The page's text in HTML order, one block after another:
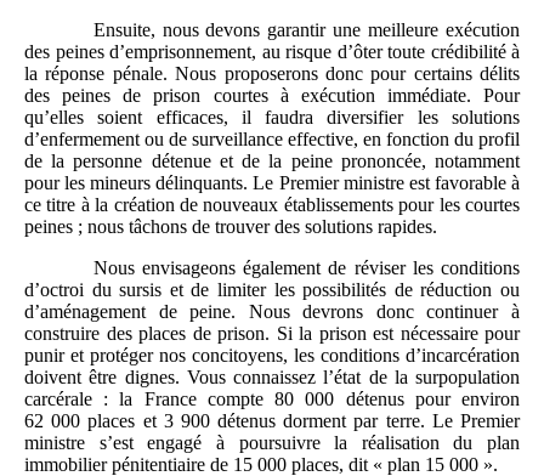
Ensuite, nous devons garantir une meilleure exécution
des peines d’emprisonnement, au risque d’ôter toute crédibilité à
la réponse pénale. Nous proposerons donc pour certains délits
des peines de prison courtes à exécution immédiate. Pour
qu’elles soient efficaces, il faudra diversifier les solutions
d’enfermement ou de surveillance effective, en fonction du profil
de la personne détenue et de la peine prononcée, notamment
pour les mineurs délinquants. Le Premier ministre est favorable à
ce titre à la création de nouveaux établissements pour les courtes
peines ; nous tâchons de trouver des solutions rapides.
Nous envisageons également de réviser les conditions
d’octroi du sursis et de limiter les possibilités de réduction ou
d’aménagement de peine. Nous devrons donc continuer à
construire des places de prison. Si la prison est nécessaire pour
punir et protéger nos concitoyens, les conditions d’incarcération
doivent être dignes. Vous connaissez l’état de la surpopulation
carcérale : la France compte 80 000 détenus pour environ
62 000 places et 3 900 détenus dorment par terre. Le Premier
ministre s’est engagé à poursuivre la réalisation du plan
immobilier pénitentiaire de 15 000 places, dit « plan 15 000 ».